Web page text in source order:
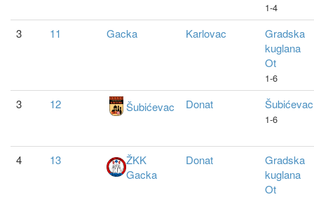
1-4
3 11 Gacka Karlovac
Gradska
kuglana
Ot
1-6
3 12 Šubićevac Donat Šubićevac
1-6
4 13
ŽKK
Gacka
Donat
Gradska
kuglana
Ot